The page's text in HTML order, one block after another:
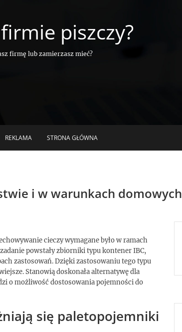
piszczy?
firmę lub zamierzasz mieć?
REKLAMA STRONA GŁÓWNA
i w warunkach domowych
cieczy wymagane było w ramach
powstały zbiorniki typu kontener IBC,
zastosowań. Dzięki zastosowaniu tego typu
Stanowią doskonała alternatywę dla
o możliwość dostosowania pojemności do
się paletopojemniki